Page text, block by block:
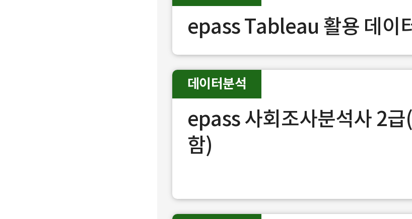
epass Tableau 활용 데이
epass 사회조사분석사 2급
함)
데이터분석